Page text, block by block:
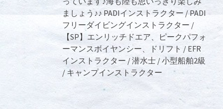
ましょう♪♪ PADIインストラクター / PADI
フリーダイビングインストラクター /
【SP】エンリッチドエア、ピークパフォ
ーマンスボイヤンシー、ドリフト / EFR
インストラクター / 潜水士 / 小型船舶2級
/ キャンプインストラクター